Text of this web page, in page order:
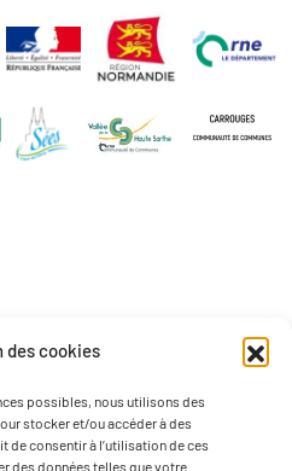
des cookies
possibles, nous utilisons des
stocker et/ou accéder à des
de consentir à l’utilisation de ces
des données telles que votre